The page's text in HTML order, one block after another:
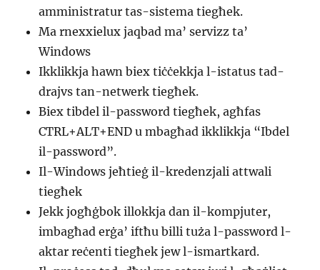
amministratur tas-sistema tiegħek.
Ma rnexxielux jaqbad ma’ servizz ta’
Windows
Ikklikkja hawn biex tiċċekkja l-istatus tad-
drajvs tan-netwerk tiegħek.
Biex tibdel il-password tiegħek, agħfas
CTRL+ALT+END u mbagħad ikklikkja “Ibdel
il-password”.
Il-Windows jeħtieġ il-kredenzjali attwali
tiegħek
Jekk jogħġbok illokkja dan il-kompjuter,
imbagħad erġa’ iftħu billi tuża l-password l-
aktar reċenti tiegħek jew l-ismartkard.